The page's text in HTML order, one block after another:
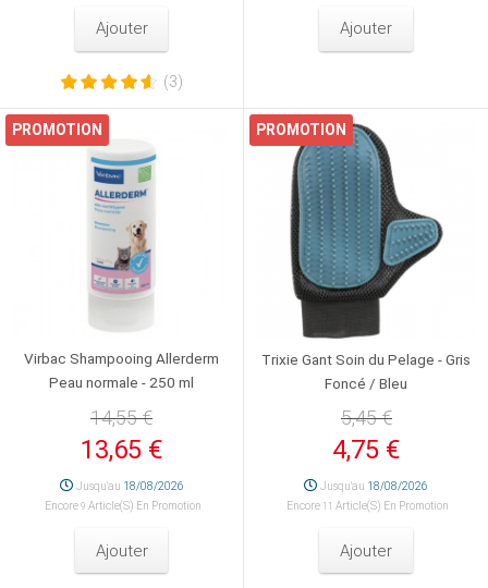
Ajouter
(3)
Ajouter
PROMOTION
Virbac Shampooing Allerderm
Peau normale - 250 ml
14,55 €
13,65 €
Jusqu'au 18/08/2026
Encore 9 Article(s) En Promotion
Ajouter
PROMOTION
Trixie Gant Soin du Pelage - Gris
Foncé / Bleu
5,45 €
4,75 €
Jusqu'au 18/08/2026
Encore 11 Article(s) En Promotion
Ajouter